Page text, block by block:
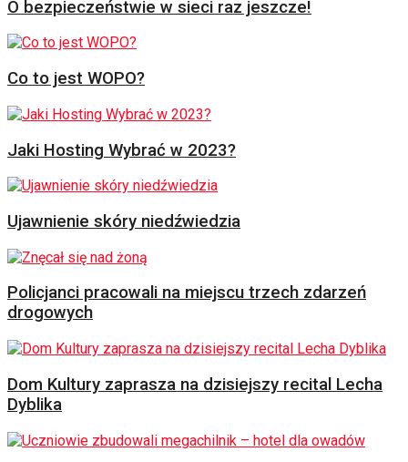
O bezpieczeństwie w sieci raz jeszcze!
Co to jest WOPO?
Jaki Hosting Wybrać w 2023?
Ujawnienie skóry niedźwiedzia
Policjanci pracowali na miejscu trzech zdarzeń
drogowych
Dom Kultury zaprasza na dzisiejszy recital Lecha
Dyblika